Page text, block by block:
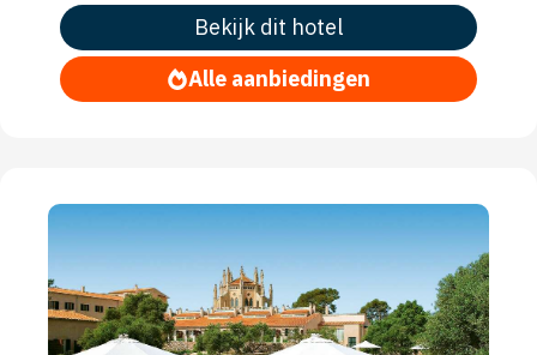
Bekijk dit hotel
Alle aanbiedingen